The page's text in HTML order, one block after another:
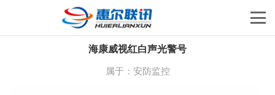
海康威视红白声光警号
属于： 安防监控